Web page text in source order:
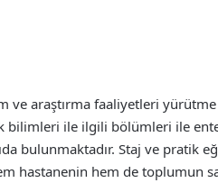
ve araştırma faaliyetleri
bilimleri ile ilgili bölümleri ile
bulunmaktadır. Staj ve pratik
hastanenin hem de toplumun